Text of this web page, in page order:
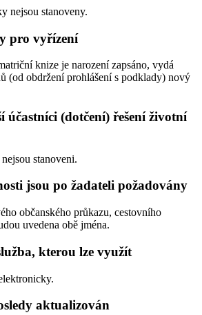
nejsou stanoveny.
pro vyřízení
knize je narození zapsáno, vydá
(od obdržení prohlášení s podklady) nový
účastníci (dotčení) řešení životní
stanoveni.
jsou po žadateli požadovány
občanského průkazu, cestovního
uvedena obě jména.
kterou lze využít
aktualizován